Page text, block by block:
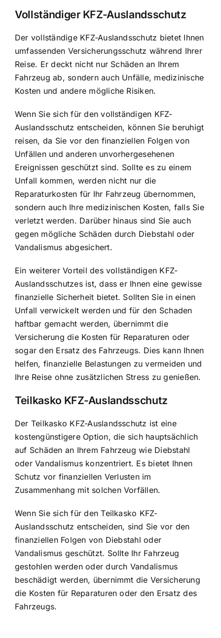
Vollständiger KFZ-Auslandsschutz
Der vollständige KFZ-Auslandsschutz bietet Ihnen
umfassenden Versicherungsschutz während Ihrer
Reise. Er deckt nicht nur Schäden an Ihrem
Fahrzeug ab, sondern auch Unfälle, medizinische
Kosten und andere mögliche Risiken.
Wenn Sie sich für den vollständigen KFZ-
Auslandsschutz entscheiden, können Sie beruhigt
reisen, da Sie vor den finanziellen Folgen von
Unfällen und anderen unvorhergesehenen
Ereignissen geschützt sind. Sollte es zu einem
Unfall kommen, werden nicht nur die
Reparaturkosten für Ihr Fahrzeug übernommen,
sondern auch Ihre medizinischen Kosten, falls Sie
verletzt werden. Darüber hinaus sind Sie auch
gegen mögliche Schäden durch Diebstahl oder
Vandalismus abgesichert.
Ein weiterer Vorteil des vollständigen KFZ-
Auslandsschutzes ist, dass er Ihnen eine gewisse
finanzielle Sicherheit bietet. Sollten Sie in einen
Unfall verwickelt werden und für den Schaden
haftbar gemacht werden, übernimmt die
Versicherung die Kosten für Reparaturen oder
sogar den Ersatz des Fahrzeugs. Dies kann Ihnen
helfen, finanzielle Belastungen zu vermeiden und
Ihre Reise ohne zusätzlichen Stress zu genießen.
Teilkasko KFZ-Auslandsschutz
Der Teilkasko KFZ-Auslandsschutz ist eine
kostengünstigere Option, die sich hauptsächlich
auf Schäden an Ihrem Fahrzeug wie Diebstahl
oder Vandalismus konzentriert. Es bietet Ihnen
Schutz vor finanziellen Verlusten im
Zusammenhang mit solchen Vorfällen.
Wenn Sie sich für den Teilkasko KFZ-
Auslandsschutz entscheiden, sind Sie vor den
finanziellen Folgen von Diebstahl oder
Vandalismus geschützt. Sollte Ihr Fahrzeug
gestohlen werden oder durch Vandalismus
beschädigt werden, übernimmt die Versicherung
die Kosten für Reparaturen oder den Ersatz des
Fahrzeugs.